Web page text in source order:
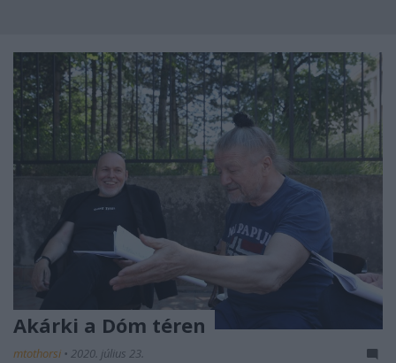
Akárki a Dóm téren
mtothorsi • 2020. július 23.